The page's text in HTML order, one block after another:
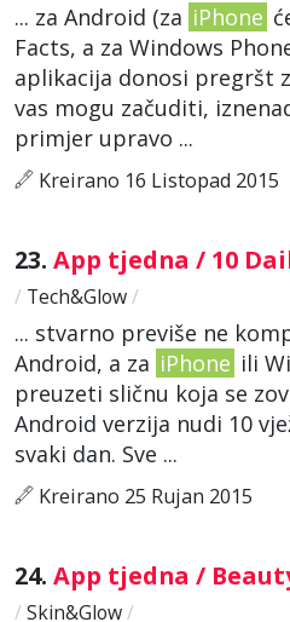
... za Android (za iPhone
Facts, a za Windows
aplikacija donosi pregršt
vas mogu začuditi,
primjer upravo ...
Kreirano 16 Listopad 2015
23. App tjedna / 10
/ Tech&Glow/
... stvarno previše ne
Android, a za iPhone ili
preuzeti sličnu koja se
Android verzija nudi 10
svaki dan. Sve ...
Kreirano 25 Rujan 2015
24. App tjedna /
/ Skin&Glow/